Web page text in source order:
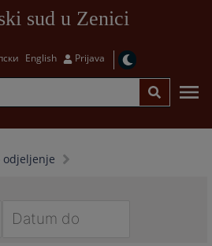
sud u Zenici
English Prijava
odjeljenje